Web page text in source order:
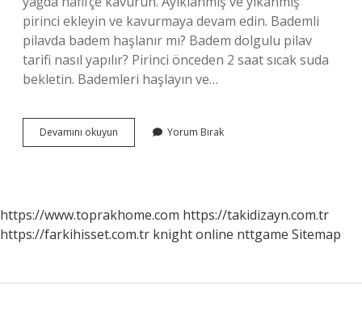
pirinci ekleyin ve kavurmaya devam edin. Bademli
pilavda badem haşlanır mı? Badem dolgulu pilav
tarifi nasıl yapılır? Pirinci önceden 2 saat sıcak suda
bekletin. Bademleri haşlayın ve…
Devamını okuyun
Için
Yorum Bırak
https://www.toprakhome.com https://takidizayn.com.tr
https://farkihisset.com.tr knight online nttgame Sitemap